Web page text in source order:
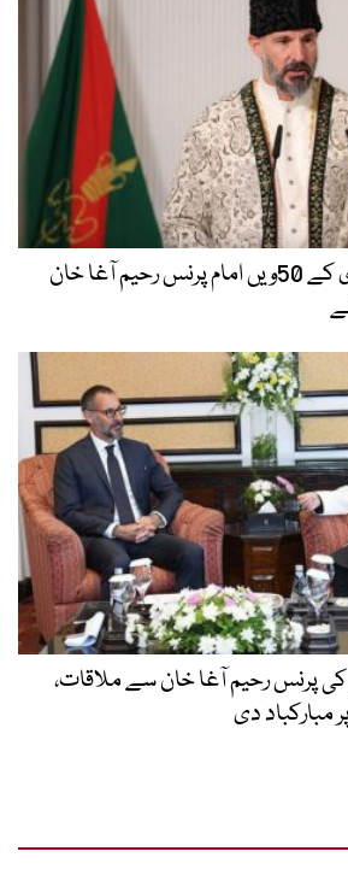
لزبن، اسماعیلی برادری کے 50ویں امام پرنس رحیم آغا خان
پرنس رحیم آغا خان سے ملاقات،
مبارکباد دی